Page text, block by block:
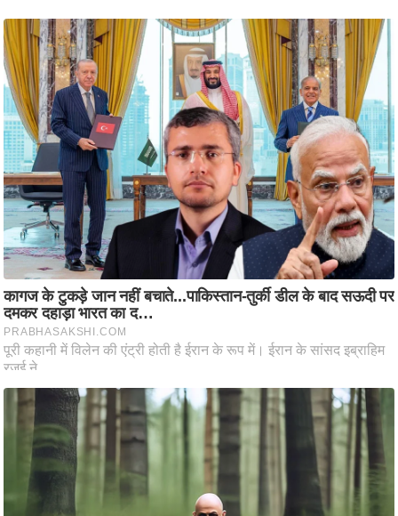
क्षा
ध
र्म
ज्यो
ति
ष
प्र
भु
म
हि
/
ध
र्म
स्थ
व्र
त्यो
हा
र